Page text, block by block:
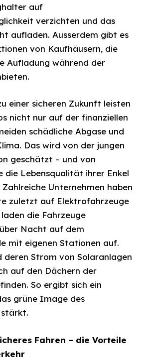
auf
verzichten und das
aufladen. Ausserdem gibt es
von Kaufhäusern, die
Aufladung während der
einer sicheren Zukunft leisten
nicht nur auf der finanziellen
schädliche Abgase und
Das wird von der jungen
geschätzt – und von
die Lebensqualität ihrer Enkel
Zahlreiche Unternehmen haben
zuletzt auf Elektrofahrzeuge
die Fahrzeuge
Nacht auf dem
mit eigenen Stationen auf.
deren Strom von Solaranlagen
auf den Dächern der
So ergibt sich ein
grüne Image des
stärkt.
Fahren – die Vorteile